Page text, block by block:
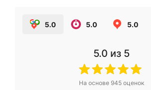
5.0 5.0 5.0
5.0 из 5
На основе 945оценок